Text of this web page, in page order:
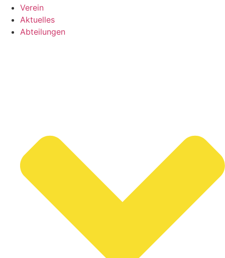
Verein
Aktuelles
Abteilungen